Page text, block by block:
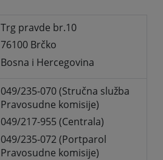
Trg pravde br.10
76100 Brčko
Bosna i Hercegovina
049/235-070 (Stručna služba
Pravosudne komisije)
049/217-955 (Centrala)
049/235-072 (Portparol
Pravosudne komisije)